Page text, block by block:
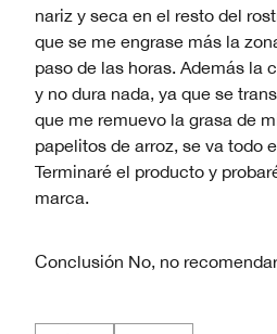
nariz y seca en el resto del
que se me engrase más la
paso de las horas. Además la
y no dura nada, ya que se
que me remuevo la grasa de
papelitos de arroz, se va todo
Terminaré el producto y
marca.
Conclusión No, no